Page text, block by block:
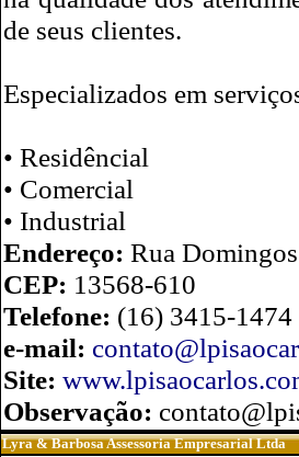
de seus clientes.
Especializados em
• Residêncial
• Comercial
• Industrial
Endereço: Rua
CEP: 13568-610
Telefone: (16) 3415-
e-mail:
Site:
Observação:
Lyra & Barbosa Assessoria Empresarial Ltda